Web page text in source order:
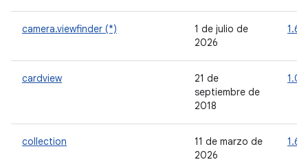
camera.viewfinder (*)
1 de julio de
2026
1.6.1
cardview
21 de
septiembre de
2018
collection
11 de marzo de
2026